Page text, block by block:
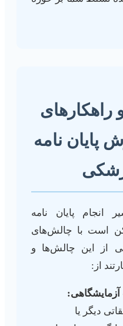
راهکارهای
پایان نامه
انجام پایان نامه
است با چالش‌های
از این چالش‌ها و
از:
آزمایشگاهی:
دیگر یا